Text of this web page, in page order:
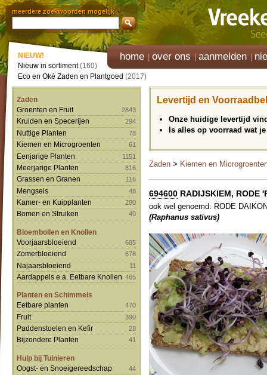
meerdere zoekwoorden mogelijk
home over ons aanmelden
NIEUW!
Nieuw in sortiment(160)
Eco en Oké Zaden en Plantgoed (2017)
Zaden
Groenten en Fruit
2843
Kruiden en Specerijen 294
Nuttige Planten 78
Kiemen en Microgroenten 61
Eenjarige Planten 1151
Meerjarige Planten 816
Grassen en Granen 116
Mengsels 48
Kamer- en Kuipplanten 280
Bomen en Struiken 49
Bloembollen en Knollen
Voorjaarsbloeiend
685
Zomerbloeiend 678
Najaarsbloeiend 11
Aardappels e.a. Eetbare Knollen 465
Planten en Schimmels
Eetbare planten
470
Fruit 390
Paddenstoelen en Kefir 28
Bijzondere Planten 41
Hulp bij Tuinieren
Oogst- en Snoeigereedschap
44
Levertijd en
Onze huidige levertijd
Is alles op voorraad wat
Zaden > Kiemen en
694600 RADIJSKIEM, RODE
ook wel genoemd: RODE
(Raphanus sativus)